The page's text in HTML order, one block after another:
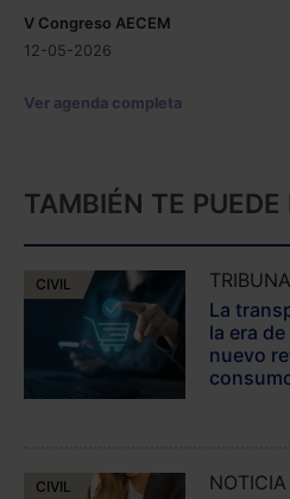
V Congreso AECEM
12-05-2026
Ver agenda completa
TAMBIÉN TE PUEDE
CIVIL
TRIBUNA
La
la era
nuevo
CIVIL
NOTICIA